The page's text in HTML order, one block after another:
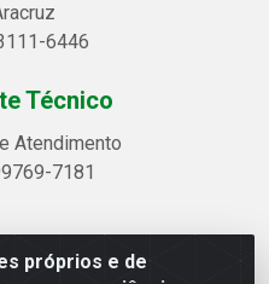
próprios e de
6446
Técnico
Atendimento
7181
- Avenida Alegre, 2521 -